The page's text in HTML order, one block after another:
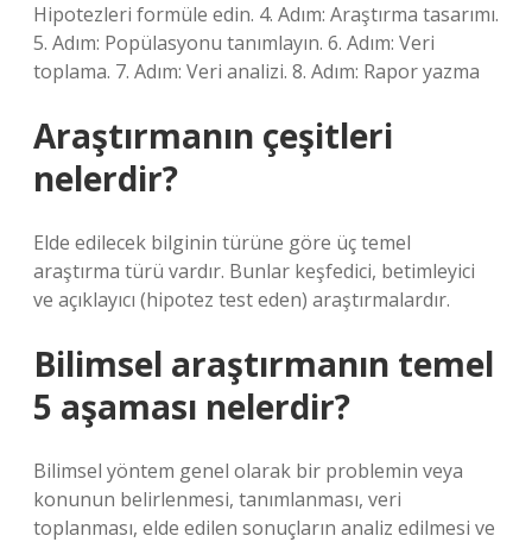
Hipotezleri formüle edin. 4. Adım: Araştırma tasarımı.
5. Adım: Popülasyonu tanımlayın. 6. Adım: Veri
toplama. 7. Adım: Veri analizi. 8. Adım: Rapor yazma
Araştırmanın çeşitleri
nelerdir?
Elde edilecek bilginin türüne göre üç temel
araştırma türü vardır. Bunlar keşfedici, betimleyici
ve açıklayıcı (hipotez test eden) araştırmalardır.
Bilimsel araştırmanın temel
5 aşaması nelerdir?
Bilimsel yöntem genel olarak bir problemin veya
konunun belirlenmesi, tanımlanması, veri
toplanması, elde edilen sonuçların analiz edilmesi ve